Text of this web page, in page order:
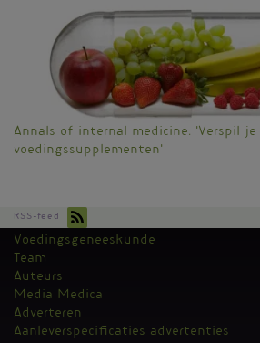
Annals of internal medicine: 'Verspil
voedingssupplementen'
RSS-feed
Kantoormenu
Voedingsgeneeskunde
Team
Auteurs
Media Medica
Adverteren
Aanleverspecificaties advertenties